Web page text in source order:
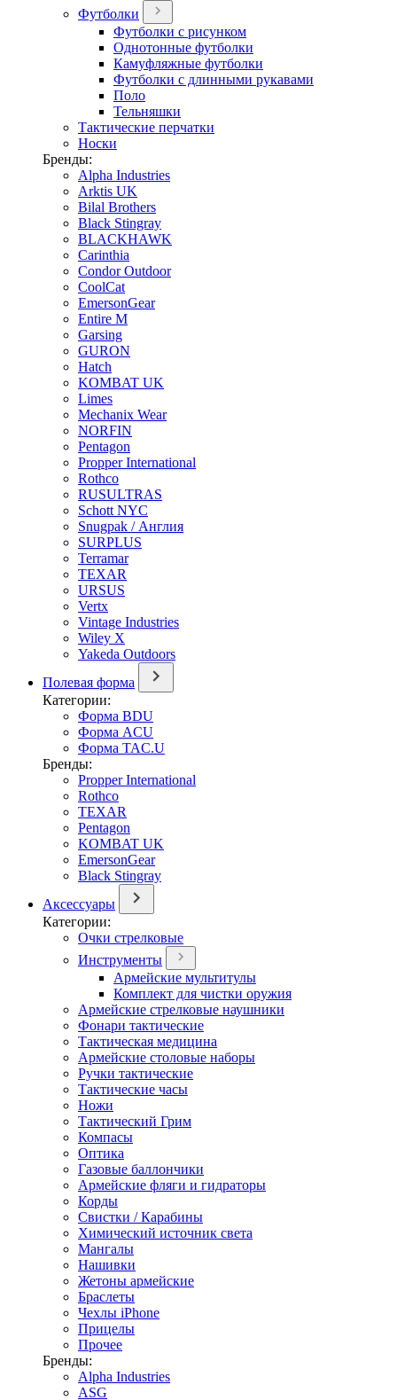
Футболки
Футболки с рисунком
Однотонные футболки
Камуфляжные футболки
Футболки с длинными рукавами
Поло
Тельняшки
Тактические перчатки
Носки
Бренды:
Alpha Industries
Arktis UK
Bilal Brothers
Black Stingray
BLACKHAWK
Carinthia
Condor Outdoor
CoolCat
EmersonGear
Entire M
Garsing
GURON
Hatch
KOMBAT UK
Limes
Mechanix Wear
NORFIN
Pentagon
Propper International
Rothco
RUSULTRAS
Schott NYC
Snugpak / Англия
SURPLUS
Terramar
TEXAR
URSUS
Vertx
Vintage Industries
Wiley X
Yakeda Outdoors
Полевая форма
Категории:
Форма BDU
Форма ACU
Форма TAC.U
Бренды:
Propper International
Rothco
TEXAR
Pentagon
KOMBAT UK
EmersonGear
Black Stingray
Аксессуары
Категории:
Очки стрелковые
Инструменты
Армейские мультитулы
Комплект для чистки оружия
Армейские стрелковые наушники
Фонари тактические
Тактическая медицина
Армейские столовые наборы
Ручки тактические
Тактические часы
Ножи
Тактический Грим
Компасы
Оптика
Газовые баллончики
Армейские фляги и гидраторы
Корды
Свистки / Карабины
Химический источник света
Мангалы
Нашивки
Жетоны армейские
Браслеты
Чехлы iPhone
Прицелы
Прочее
Бренды:
Alpha Industries
ASG